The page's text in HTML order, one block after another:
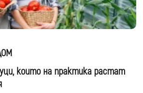
които на практика растат